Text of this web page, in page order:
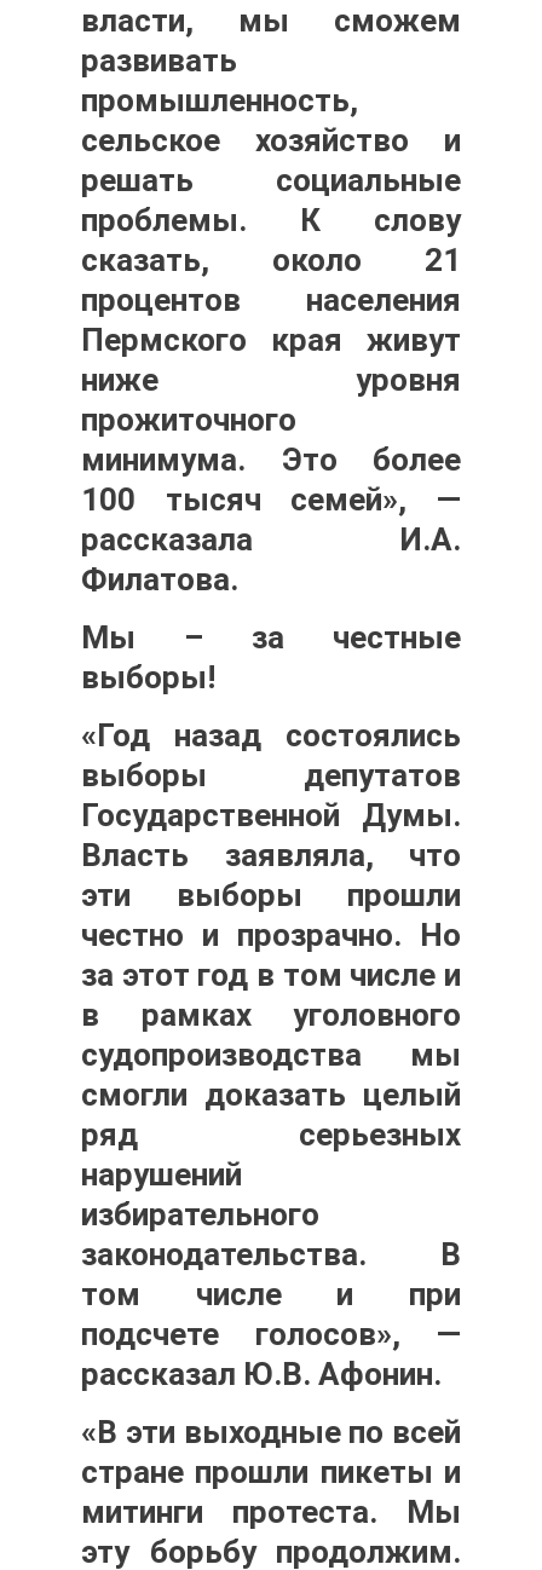
власти, мы сможем
развивать
промышленность,
сельское хозяйство и
решать социальные
проблемы. К слову
сказать, около 21
процентов населения
Пермского края живут
ниже уровня
прожиточного
минимума. Это более
100 тысяч семей», —
рассказала И.А.
Филатова.
Мы – за честные
выборы!
«Год назад состоялись
выборы депутатов
Государственной Думы.
Власть заявляла, что
эти выборы прошли
честно и прозрачно. Но
за этот год в том числе и
в рамках уголовного
судопроизводства мы
смогли доказать целый
ряд серьезных
нарушений
избирательного
законодательства. В
том числе и при
подсчете голосов», —
рассказал Ю.В. Афонин.
«В эти выходные по всей
стране прошли пикеты и
митинги протеста. Мы
эту борьбу продолжим.